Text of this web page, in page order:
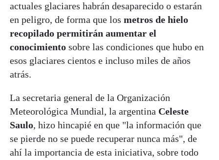
actuales glaciares habrán desaparecido o estarán
en peligro, de forma que los metros de hielo
recopilado permitirán aumentar el
conocimiento sobre las condiciones que hubo en
esos glaciares cientos e incluso miles de años
atrás.
La secretaria general de la Organización
Meteorológica Mundial, la argentina Celeste
Saulo, hizo hincapié en que "la información que
se pierde no se puede recuperar nunca más", de
ahí la importancia de esta iniciativa, sobre todo